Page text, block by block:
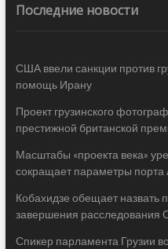
Последние новости
США ввели санкции против
помощь Ирану
Проект грузинского
престижной британской
Масштабы «проекта века»
сокращает параметры порта
Кобахидзе обещает назвать
завершения расследования
Спикер парламента Грузии